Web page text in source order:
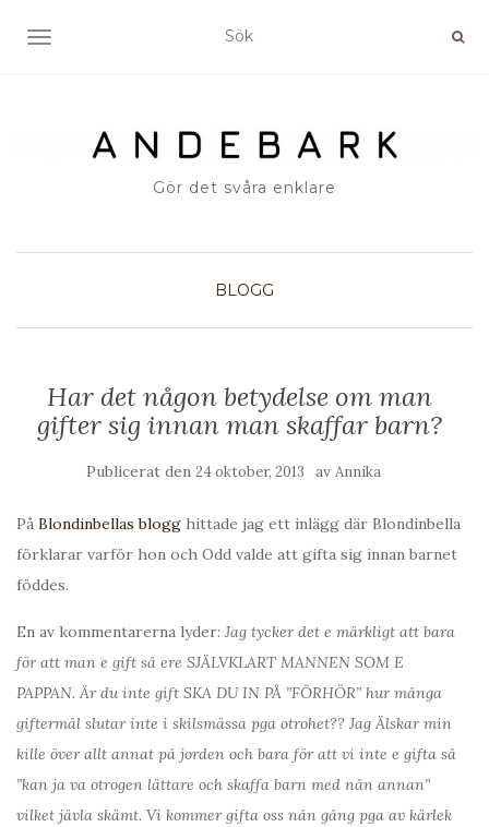
SLÅ PÅ/AV NAVIGERING
Gör det svåra enklare
BLOGG
Har det någon betydelse om man
gifter sig innan man skaffar barn?
Publicerat den 24 oktober, 2013 av Annika
På Blondinbellas blogg hittade jag ett inlägg där Blondinbella
förklarar varför hon och Odd valde att gifta sig innan barnet
föddes.
En av kommentarerna lyder: Jag tycker det e märkligt att bara
för att man e gift så ere SJÄLVKLART MANNEN SOM E
PAPPAN. Är du inte gift SKA DU IN PÅ ”FÖRHÖR” hur många
giftermål slutar inte i skilsmässa pga otrohet?? Jag Älskar min
kille över allt annat på jorden och bara för att vi inte e gifta så
”kan ja va otrogen lättare och skaffa barn med nån annan”
vilket jävla skämt. Vi kommer gifta oss nån gång pga av kärlek